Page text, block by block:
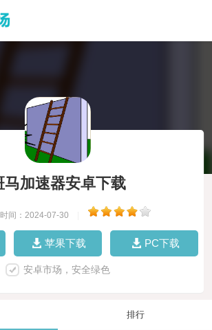
马加速器安卓下载
时间：2024-07-30
苹果下载 PC下载
安卓市场，安全绿色
排行